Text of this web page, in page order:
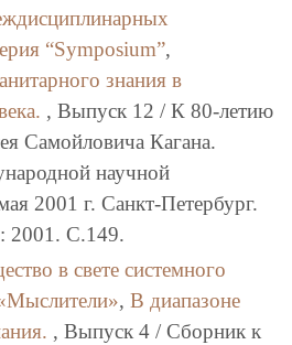
“Symposium”,
знания в
, Выпуск 12 / К 80-летию
Самойловича Кагана.
научной
2001 г. Санкт-Петербург.
2001. C.149.
в свете системного
, В диапазоне
, Выпуск 4 / Сборник к